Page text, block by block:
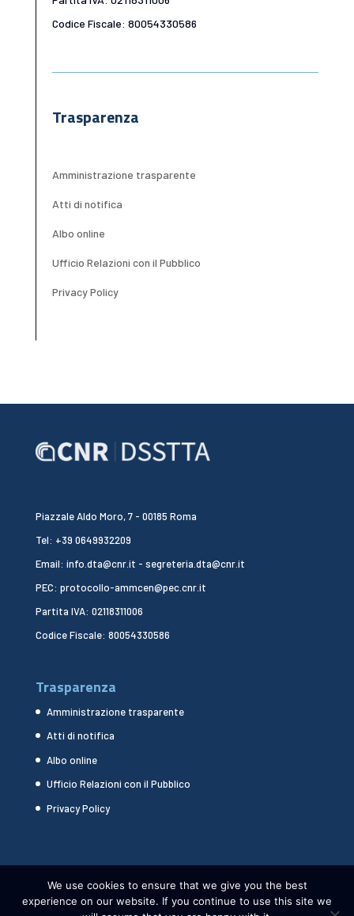
Codice Fiscale: 80054330586
Trasparenza
Amministrazione trasparente
Atti di notifica
Albo online
Ufficio Relazioni con il Pubblico
Privacy Policy
Piazzale Aldo Moro, 7 - 00185 Roma
Tel: +39 0649932209
Email: info.dta@cnr.it - segreteria.dta@cnr.it
PEC: protocollo-ammcen@pec.cnr.it
Partita IVA: 02118311006
Codice Fiscale: 80054330586
Trasparenza
Amministrazione trasparente
Atti di notifica
Albo online
Ufficio Relazioni con il Pubblico
Privacy Policy
We use cookies to ensure that we give you the best
experience on our website. If you continue to use this site we